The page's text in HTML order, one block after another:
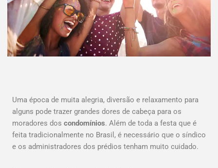
Uma época de muita alegria, diversão e relaxamento para
alguns pode trazer grandes dores de cabeça para os
moradores dos condomínios. Além de toda a festa que é
feita tradicionalmente no Brasil, é necessário que o síndico
e os administradores dos prédios tenham muito cuidado.